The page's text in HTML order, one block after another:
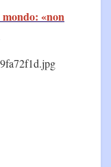
«non